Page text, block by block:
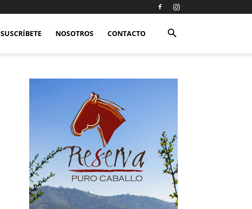
SUSCRÍBETE NOSOTROS CONTACTO